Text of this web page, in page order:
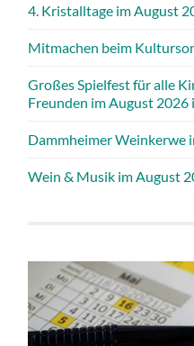
4. Kristalltage im August
Mitmachen beim
Großes Spielfest für alle
Freunden im August
Dammheimer Weinkerwe
Wein & Musik im August